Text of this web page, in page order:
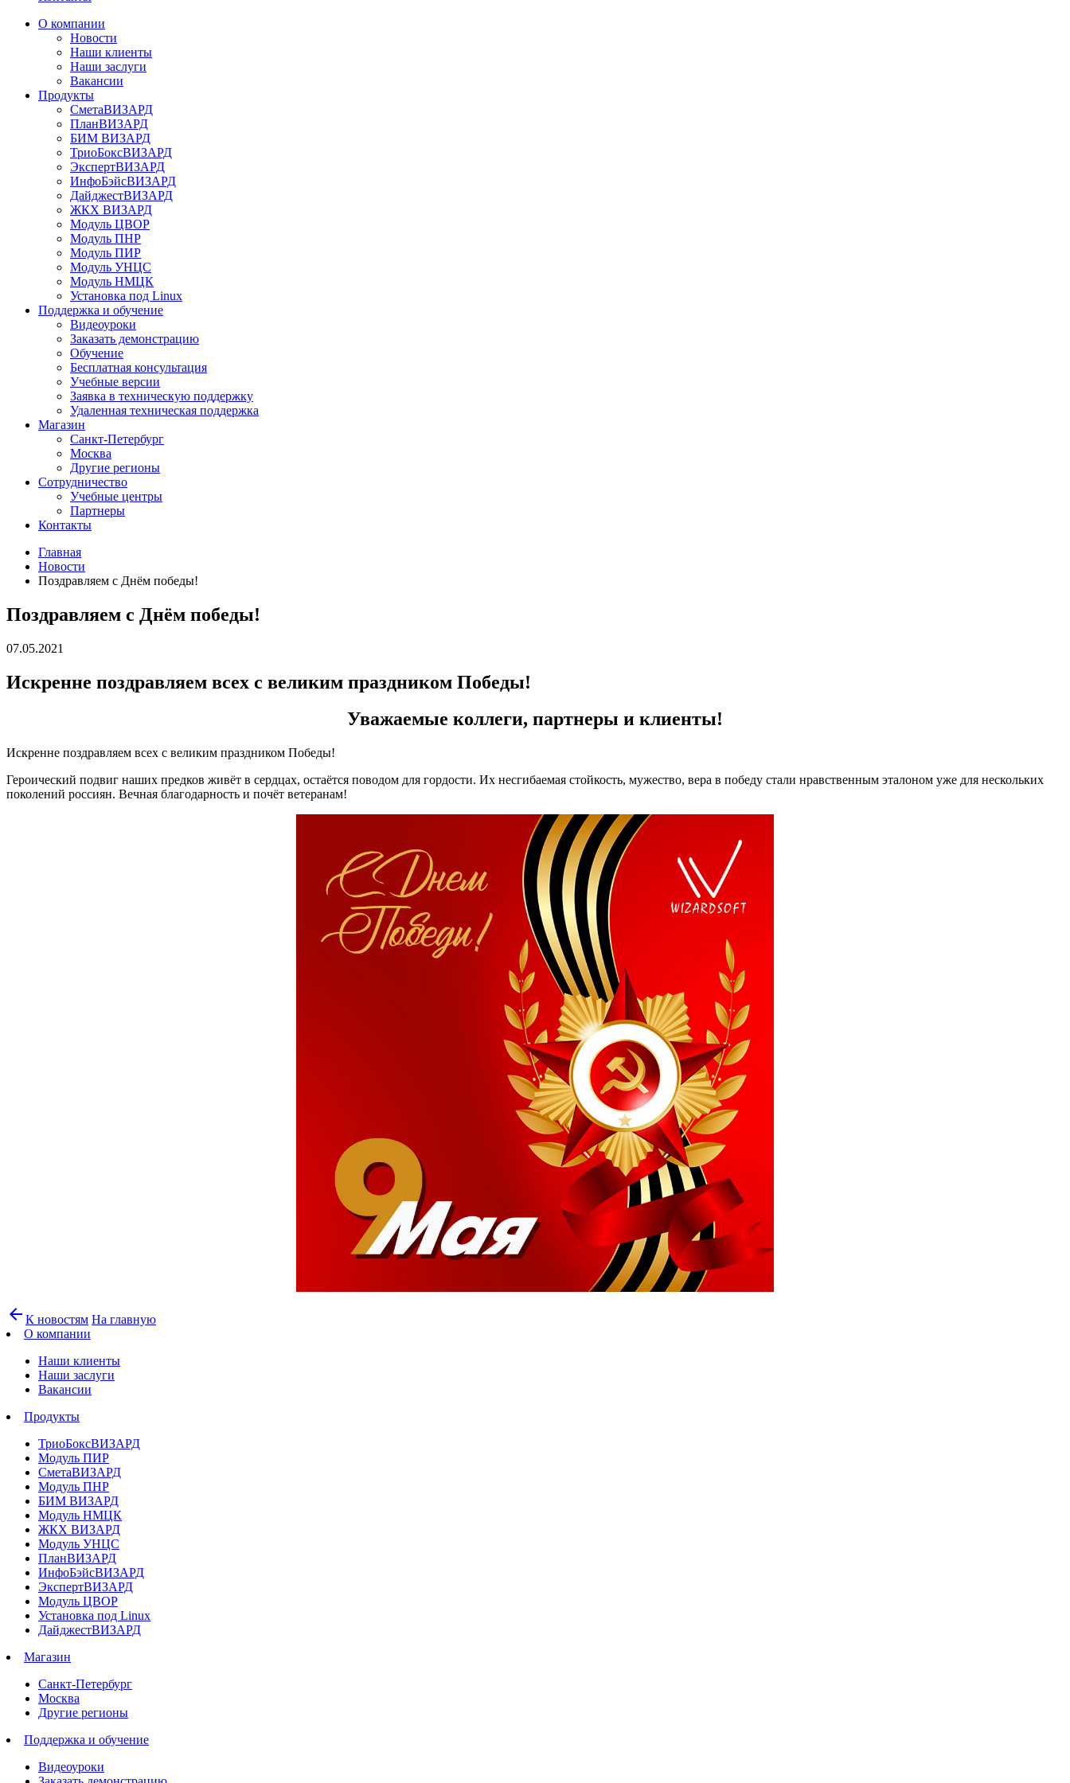
О компании
Новости
Наши клиенты
Наши заслуги
Вакансии
Продукты
СметаВИЗАРД
ПланВИЗАРД
БИМ ВИЗАРД
ТриоБоксВИЗАРД
ЭкспертВИЗАРД
ИнфоБэйсВИЗАРД
ДайджестВИЗАРД
ЖКХ ВИЗАРД
Модуль ЦВОР
Модуль ПНР
Модуль ПИР
Модуль УНЦС
Модуль НМЦК
Установка под Linux
Поддержка и обучение
Видеоуроки
Заказать демонстрацию
Обучение
Бесплатная консультация
Учебные версии
Заявка в техническую поддержку
Удаленная техническая поддержка
Магазин
Санкт-Петербург
Москва
Другие регионы
Сотрудничество
Учебные центры
Партнеры
Контакты
Главная
Новости
Поздравляем с Днём победы!
Поздравляем с Днём победы!
07.05.2021
Искренне поздравляем всех с великим праздником Победы!
Уважаемые коллеги, партнеры и клиенты!
Искренне поздравляем всех с великим праздником Победы!
Героический подвиг наших предков живёт в сердцах, остаётся поводом для гордости. Их несгибаемая стойкость, мужество, вера в победу стали нравственным эталоном уже для нескольких
поколений россиян. Вечная благодарность и почёт ветеранам!
arrow_back К новостям На главную
О компании
Наши клиенты
Наши заслуги
Вакансии
Продукты
ТриоБоксВИЗАРД
Модуль ПИР
СметаВИЗАРД
Модуль ПНР
БИМ ВИЗАРД
Модуль НМЦК
ЖКХ ВИЗАРД
Модуль УНЦС
ПланВИЗАРД
ИнфоБэйсВИЗАРД
ЭкспертВИЗАРД
Модуль ЦВОР
Установка под Linux
ДайджестВИЗАРД
Магазин
Санкт-Петербург
Москва
Другие регионы
Поддержка и обучение
Видеоуроки